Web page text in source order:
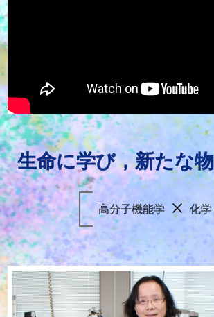
生命に学び，新たな
高分子機能学 化学